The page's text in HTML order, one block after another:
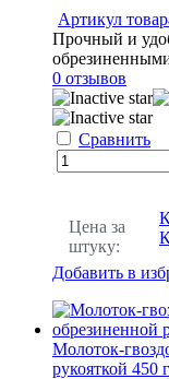
Артикул
Прочный и
0 отзывов
Сравнить
Цена за
штуку:
Добавить в
Молоток-
рукояткой 450 г